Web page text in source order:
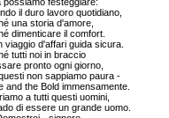
il duro lavoro quotidiano,
una storia d'amore,
dimenticare il comfort.
viaggio d'affari guida sicura.
tutti noi in braccio
pronto ogni giorno,
non sappiamo paura -
and the Bold immensamente.
a tutti questi uomini,
di essere un grande uomo.